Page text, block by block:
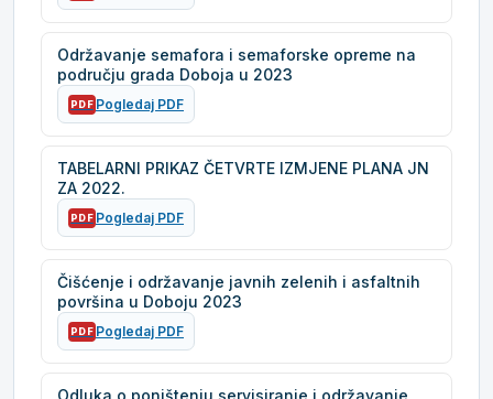
Održavanje semafora i semaforske opreme na
području grada Doboja u 2023
PDF Pogledaj PDF
TABELARNI PRIKAZ ČETVRTE IZMJENE PLANA JN
ZA 2022.
PDF Pogledaj PDF
Čišćenje i održavanje javnih zelenih i asfaltnih
površina u Doboju 2023
PDF Pogledaj PDF
Odluka o poništenju servisiranje i održavanje